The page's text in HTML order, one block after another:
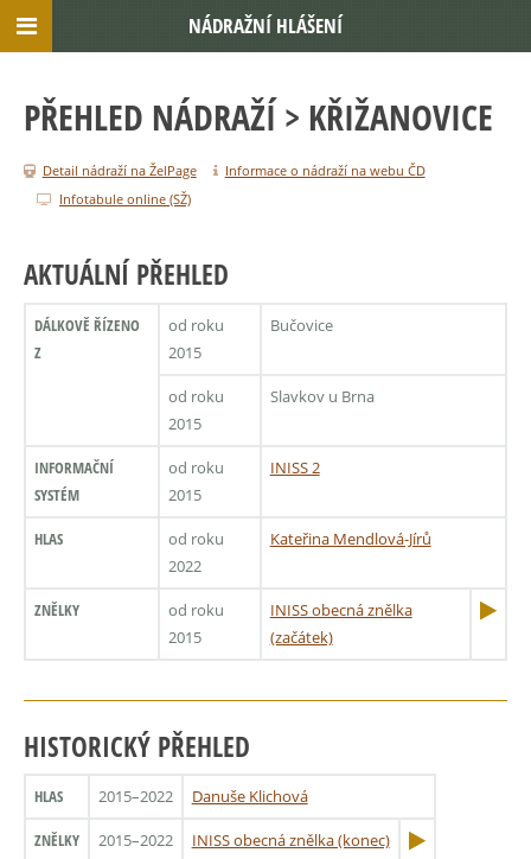
PŘEHLED NÁDRAŽÍ > KŘIŽANOVICE
Detail nádraží na ŽelPage
Informace o nádraží na webu ČD
Infotabule online (SŽ)
AKTUÁLNÍ PŘEHLED
DÁLKOVĚ ŘÍZENO
Z
od roku
2015
Bučovice
od roku
2015
Slavkov u Brna
INFORMAČNÍ
SYSTÉM
od roku
2015
INISS 2
HLAS
od roku
2022
Kateřina Mendlová-Jírů
ZNĚLKY
od roku
2015
INISS obecná znělka
(začátek)
HISTORICKÝ PŘEHLED
HLAS 2015–2022 Danuše Klichová
ZNĚLKY 2015–2022 INISS obecná znělka (konec)
NÁDRAŽNÍ HLÁŠENÍ